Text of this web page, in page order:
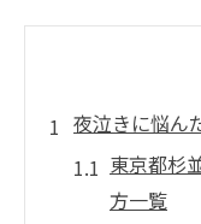
夜泣きに悩ん
東京都杉
方一覧